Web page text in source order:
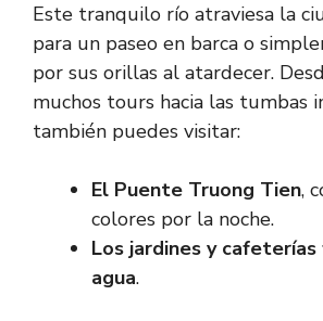
Este tranquilo río atraviesa la
para un paseo en barca o
por sus orillas al atardecer.
muchos tours hacia las tumbas
también puedes visitar:
El Puente Truong Tien,
colores por la noche.
Los jardines y
agua.